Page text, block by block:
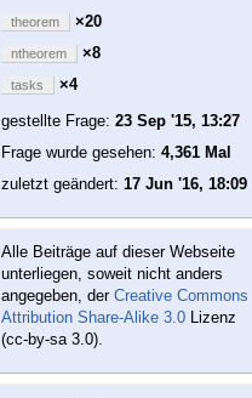
theorem ×20
ntheorem ×8
tasks
×4
gestellte Frage: 23 Sep '15, 13:27
Frage wurde gesehen: 4,361 Mal
zuletzt geändert: 17 Jun '16, 18:09
Alle Beiträge auf dieser Webseite
unterliegen, soweit nicht anders
angegeben, der Creative Commons
Attribution Share-Alike 3.0 Lizenz
(cc-by-sa 3.0).